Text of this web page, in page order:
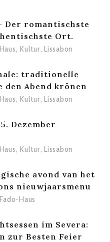
Der romantischste
Ort.
, Kultur,Lissabon
traditionelle
den Abend krönen
, Kultur,Lissabon
Dezember
, Kultur,Lissabon
avond van het
nieuwjaarsmenu
Fado-Haus
im Severa:
zur Besten Feier